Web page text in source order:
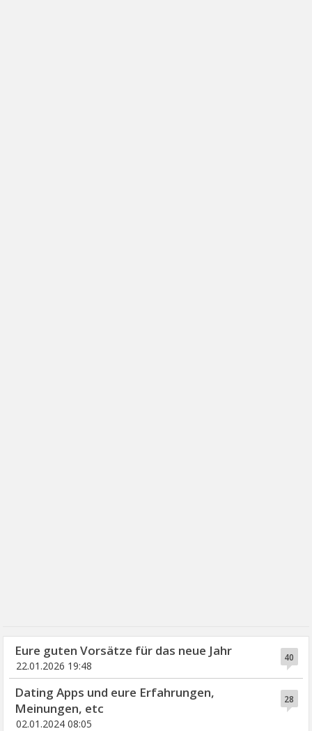
40
Eure guten Vorsätze für das neue Jahr
22.01.2026 19:48
28
Dating Apps und eure Erfahrungen,
Meinungen, etc
02.01.2024 08:05